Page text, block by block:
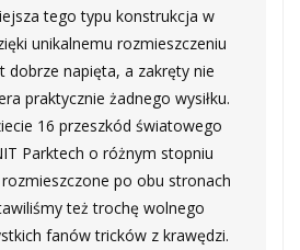
tego typu konstrukcja w
unikalnemu rozmieszczeniu
dobrze napięta, a zakręty nie
praktycznie żadnego wysiłku.
16 przeszkód światowego
Parktech o różnym stopniu
po obu stronach
też trochę wolnego
fanów tricków z krawędzi.